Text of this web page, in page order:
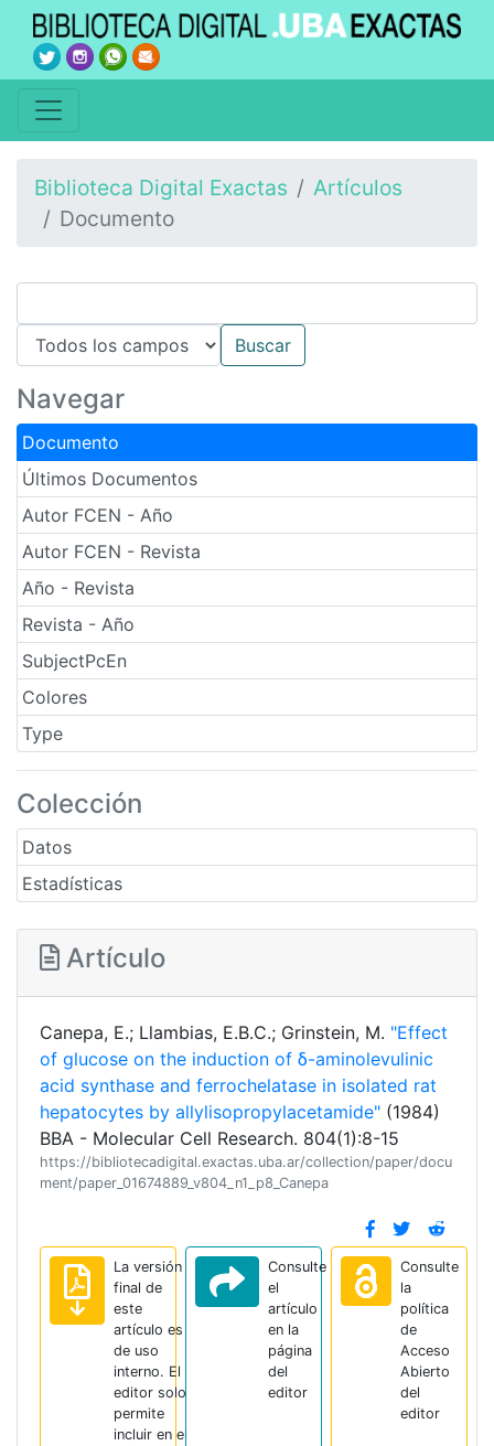
Biblioteca Digital Exactas
Artículos
Documento
Navegar
Documento
Últimos Documentos
Autor FCEN - Año
Autor FCEN - Revista
Año - Revista
Revista - Año
SubjectPcEn
Colores
Type
Colección
Datos
Estadísticas
Artículo
Canepa, E.; Llambias, E.B.C.; Grinstein, M. "Effect
of glucose on the induction of δ-aminolevulinic
acid synthase and ferrochelatase in isolated rat
hepatocytes by allylisopropylacetamide" (1984)
BBA - Molecular Cell Research. 804(1):8-15
https://bibliotecadigital.exactas.uba.ar/collection/paper/docu
ment/paper_01674889_v804_n1_p8_Canepa
La versión
final de
este
artículo es
de uso
interno. El
editor solo
permite
incluir en el
Consulte
el
artículo
en la
página
del
editor
Consulte
la
política
de
Acceso
Abierto
del
editor